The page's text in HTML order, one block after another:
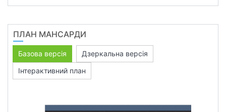
ПЛАН МАНСАРДИ
Базова версія
Дзеркальна версія
Інтерактивний план